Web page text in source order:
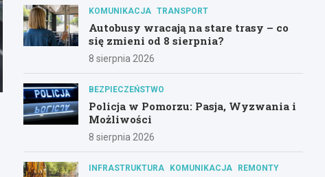
KOMUNIKACJA TRANSPORT
Autobusy wracają na stare trasy – co
się zmieni od 8 sierpnia?
8 sierpnia 2026
BEZPIECZEŃSTWO
Policja w Pomorzu: Pasja, Wyzwania i
Możliwości
8 sierpnia 2026
INFRASTRUKTURA KOMUNIKACJA REMONTY